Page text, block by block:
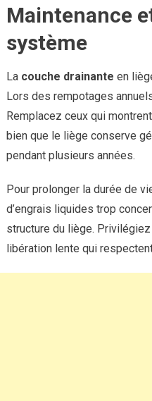
Maintenance
système
La couche drainante en
Lors des rempotages
Remplacez ceux qui
bien que le liège conserve
pendant plusieurs années.
Pour prolonger la durée de
d’engrais liquides trop
structure du liège.
libération lente qui